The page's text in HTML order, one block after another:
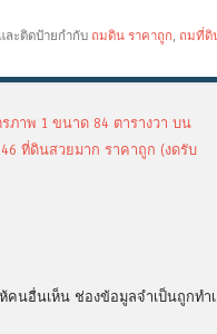
และติดป้ายกำกับ ถมดิน ราคาถูก, ถมที่ดิ
ง
าพ 1 ขนาด 84 ตารางวา บน
ที่ดินสวยมาก ราคาถูก (งดรับ
คนอื่นเห็น ช่องข้อมูลจำเป็นถูกทำ